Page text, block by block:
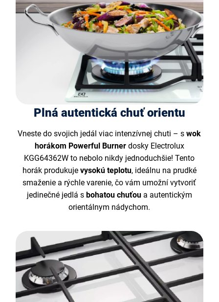
Plná autentická chuť orientu
Vneste do svojich jedál viac intenzívnej chuti – swok
horákom Powerful Burnerdosky Electrolux
KGG64362W to nebolo nikdy jednoduchšie! Tento
horák produkujevysokú teplotu, ideálnu na prudké
smaženie a rýchle varenie, čo vám umožní vytvoriť
jedinečné jedlá s bohatou chuťoua autentickým
orientálnym nádychom.